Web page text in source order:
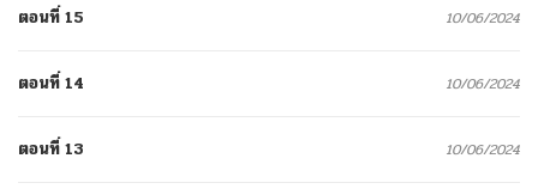
ตอนที่ 15 10/06/2024
ตอนที่ 14 10/06/2024
ตอนที่ 13 10/06/2024